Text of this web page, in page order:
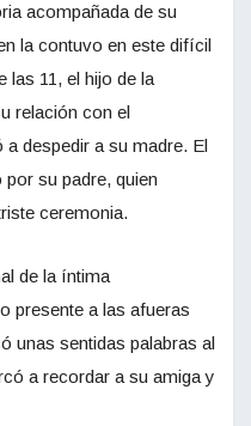
acompañada de su
la contuvo en este difícil
las 11, el hijo de la
relación con el
despedir a su madre. El
su padre, quien
ceremonia.
de la íntima
presente a las afueras
unas sentidas palabras al
a recordar a su amiga y